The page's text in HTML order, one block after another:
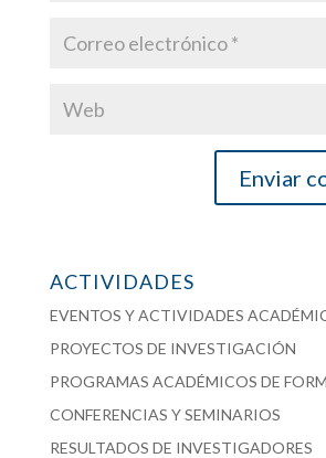
ACTIVIDADES
EVENTOS Y ACTIVIDADES
PROYECTOS DE INVESTIGACIÓN
PROGRAMAS ACADÉMICOS DE
CONFERENCIAS Y SEMINARIOS
RESULTADOS DE INVESTIGADORES